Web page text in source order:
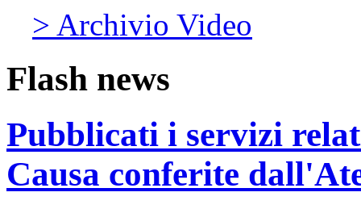
> Archivio Video
Flash news
Pubblicati i servizi
Causa conferite